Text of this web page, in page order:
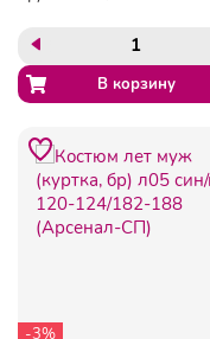
-3%